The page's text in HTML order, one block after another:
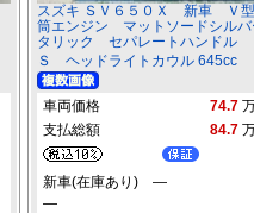
スズキ ＳＶ６５０Ｘ 新車 Ｖ
筒エンジン マットソードシルバ
タリック セパレートハンドル
Ｓ ヘッドライトカウル 645cc
車両価格 74.7
支払総額
84.7
新車(在庫あり) ―
―